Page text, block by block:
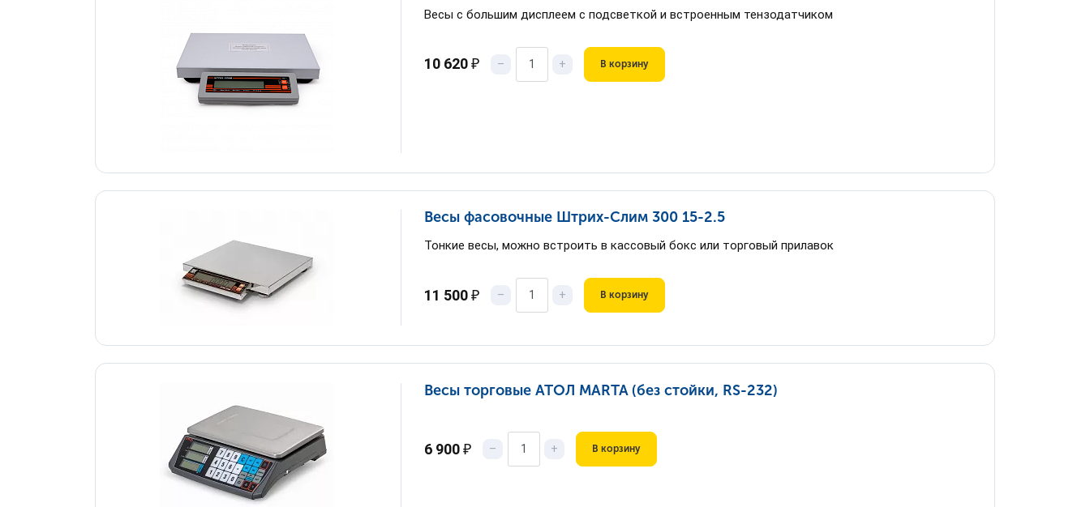
Весы с большим дисплеем с подсветкой и встроенным тензодатчиком
10 620₽ – + В корзину
Весы фасовочные Штрих-Слим 300 15-2.5
Тонкие весы, можно встроить в кассовый бокс или торговый прилавок
11 500₽ – + В корзину
Весы торговые АТОЛ MARTA (без стойки, RS-232)
6 900₽ – + В корзину